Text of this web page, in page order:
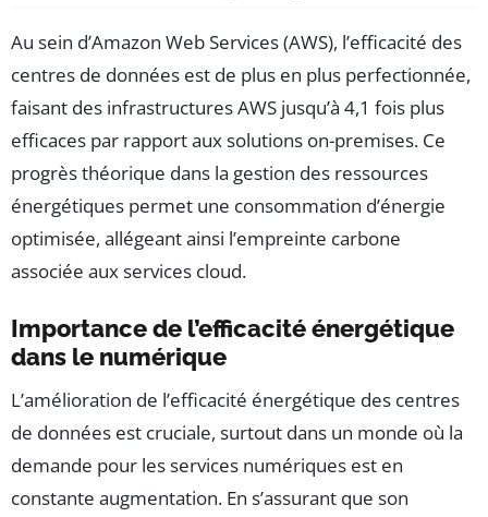
Au sein d’Amazon Web Services (AWS), l’efficacité des
centres de données est de plus en plus perfectionnée,
faisant des infrastructures AWS jusqu’à 4,1 fois plus
efficaces par rapport aux solutions on-premises. Ce
progrès théorique dans la gestion des ressources
énergétiques permet une consommation d’énergie
optimisée, allégeant ainsi l’empreinte carbone
associée aux services cloud.
Importance de l’efficacité énergétique
dans le numérique
L’amélioration de l’efficacité énergétique des centres
de données est cruciale, surtout dans un monde où la
demande pour les services numériques est en
constante augmentation. En s’assurant que son